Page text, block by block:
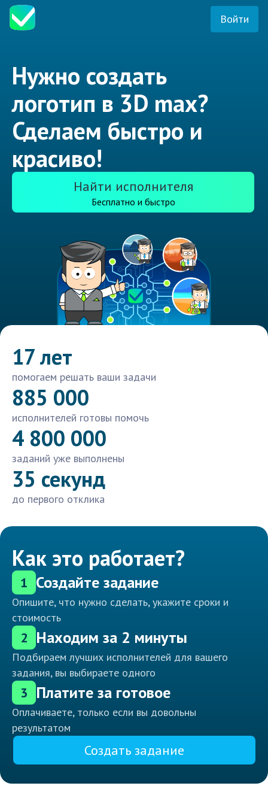
Войти
Нужно создать
логотип в 3D max?
Сделаем быстро и
красиво!
Найти исполнителя
Бесплатно и быстро
17 лет
помогаем решать ваши задачи
885 000
исполнителей готовы помочь
4 800 000
заданий уже выполнены
35 секунд
до первого отклика
Как это работает?
1 Создайте задание
Опишите, что нужно сделать, укажите сроки и
стоимость
2 Находим за 2 минуты
Подбираем лучших исполнителей для вашего
задания, вы выбираете одного
3 Платите за готовое
Оплачиваете, только если вы довольны
результатом
Создать задание